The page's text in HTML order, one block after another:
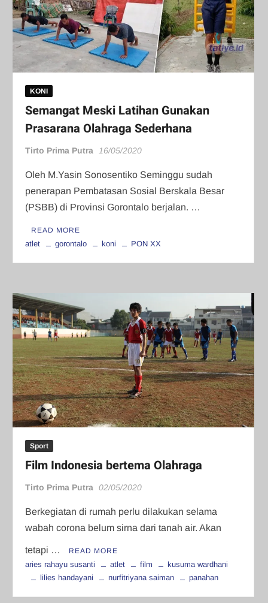
KONI
Semangat Meski Latihan Gunakan
Prasarana Olahraga Sederhana
Tirto Prima Putra 16/05/2020
Oleh M.Yasin Sonosentiko Seminggu sudah
penerapan Pembatasan Sosial Berskala Besar
(PSBB) di Provinsi Gorontalo berjalan. …
READ MORE
atlet gorontalo koni PON XX
Sport
Film Indonesia bertema Olahraga
Tirto Prima Putra 02/05/2020
Berkegiatan di rumah perlu dilakukan selama
wabah corona belum sirna dari tanah air. Akan
tetapi … READ MORE
aries rahayu susanti atlet film
kusuma wardhani
lilies handayani
nurfitriyana saiman panahan